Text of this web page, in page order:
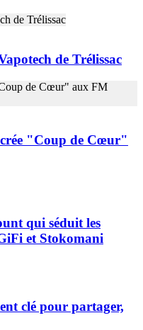
de Trélissac
"Coup de Cœur"
qui séduit les
et Stokomani
clé pour partager,